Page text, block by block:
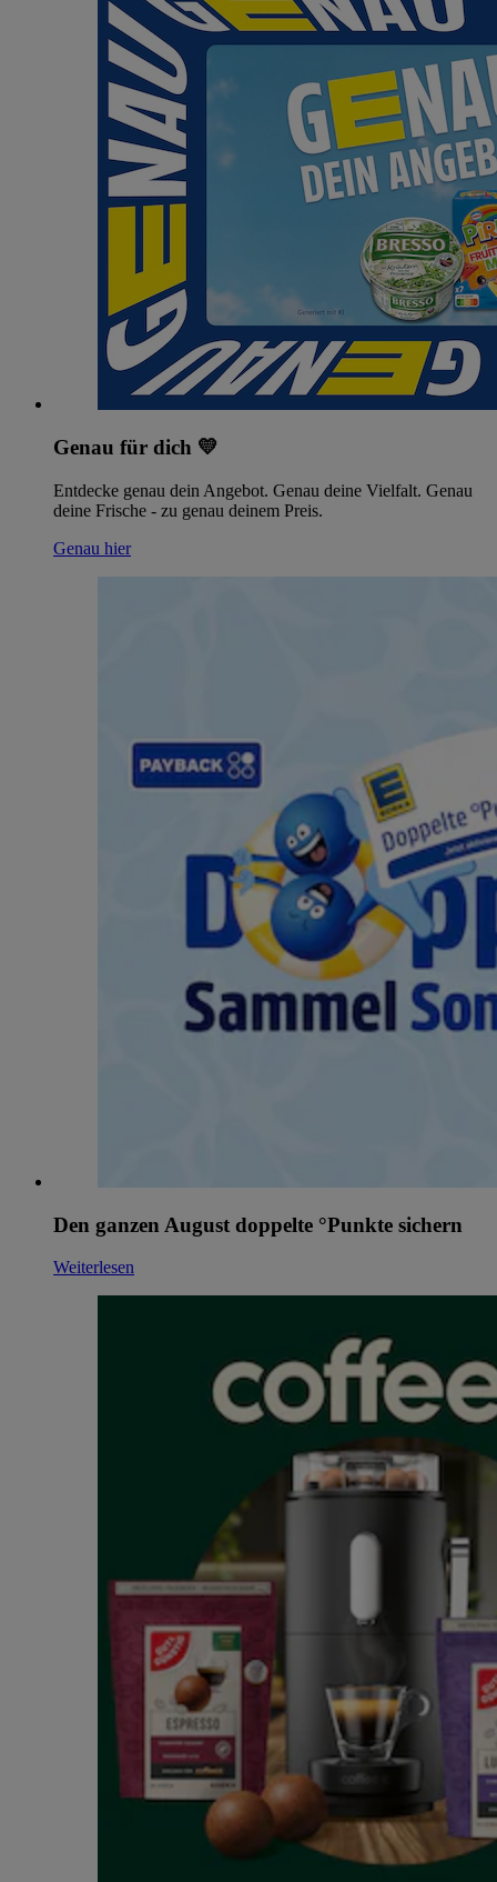
Genau für dich 💛
Entdecke genau dein Angebot. Genau deine Vielfalt. Genau
deine Frische - zu genau deinem Preis.
Genau hier
Den ganzen August doppelte °Punkte sichern
Weiterlesen